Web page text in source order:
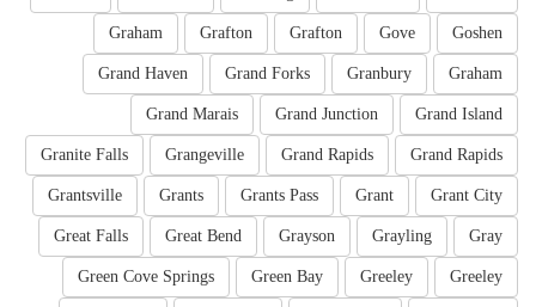
Goshen
Gove
Grafton
Grafton
Graham
Graham
Granbury
Grand Forks
Grand Haven
Grand Island
Grand Junction
Grand Marais
Grand Rapids
Grand Rapids
Grangeville
Granite Falls
Grant City
Grant
Grants Pass
Grants
Grantsville
Gray
Grayling
Grayson
Great Bend
Great Falls
Greeley
Greeley
Green Bay
Green Cove Springs